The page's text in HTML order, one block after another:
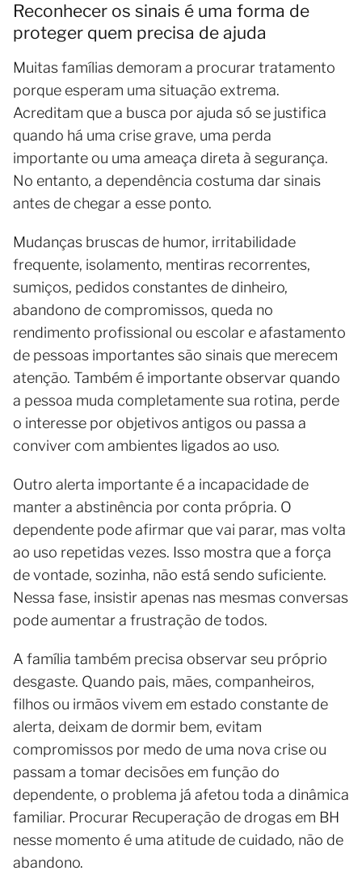
Reconhecer os sinais é uma forma de
proteger quem precisa de ajuda
Muitas famílias demoram a procurar tratamento
porque esperam uma situação extrema.
Acreditam que a busca por ajuda só se justifica
quando há uma crise grave, uma perda
importante ou uma ameaça direta à segurança.
No entanto, a dependência costuma dar sinais
antes de chegar a esse ponto.
Mudanças bruscas de humor, irritabilidade
frequente, isolamento, mentiras recorrentes,
sumiços, pedidos constantes de dinheiro,
abandono de compromissos, queda no
rendimento profissional ou escolar e afastamento
de pessoas importantes são sinais que merecem
atenção. Também é importante observar quando
a pessoa muda completamente sua rotina, perde
o interesse por objetivos antigos ou passa a
conviver com ambientes ligados ao uso.
Outro alerta importante é a incapacidade de
manter a abstinência por conta própria. O
dependente pode afirmar que vai parar, mas volta
ao uso repetidas vezes. Isso mostra que a força
de vontade, sozinha, não está sendo suficiente.
Nessa fase, insistir apenas nas mesmas conversas
pode aumentar a frustração de todos.
A família também precisa observar seu próprio
desgaste. Quando pais, mães, companheiros,
filhos ou irmãos vivem em estado constante de
alerta, deixam de dormir bem, evitam
compromissos por medo de uma nova crise ou
passam a tomar decisões em função do
dependente, o problema já afetou toda a dinâmica
familiar. Procurar Recuperação de drogas em BH
nesse momento é uma atitude de cuidado, não de
abandono.